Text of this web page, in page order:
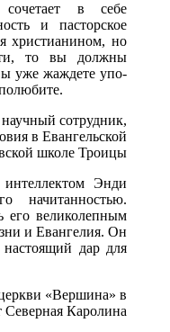
в себе
и пасторское
христианином, но
то вы должны
уже жаждете упо­
научный сотрудник,
в Евангельской
школе Троицы
Энди
начитанностью.
его великолепным
и Евангелия. Он
дар для
«Вершина» в
Северная Каролина